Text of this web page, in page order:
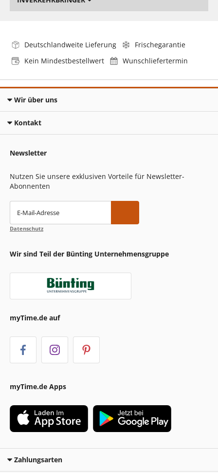
Deutschlandweite Lieferung
Frischegarantie
Kein Mindestbestellwert
Wunschliefertermin
Wir über uns
Kontakt
Newsletter
Nutzen Sie unsere exklusiven Vorteile für Newsletter-
Abonnenten
E-Mail-Adresse
Datenschutz
Wir sind Teil der Bünting Unternehmensgruppe
myTime.de auf
myTime.de Apps
Zahlungsarten